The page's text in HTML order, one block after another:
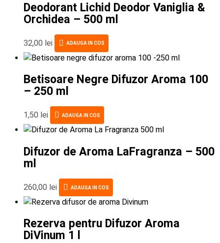
Deodorant Lichid Deodor Vaniglia &
Orchidea – 500 ml
32,00 lei ADAUGA IN COS
Betisoare Negre Difuzor Aroma 100
– 250 ml
1,50 lei ADAUGA IN COS
Difuzor de Aroma LaFragranza – 500
ml
260,00 lei ADAUGA IN COS
Rezerva pentru Difuzor Aroma
DiVinum 1 l